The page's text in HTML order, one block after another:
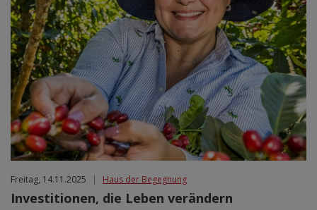
Freitag, 14.11.2025 | Haus der Begegnung
Investitionen, die Leben verändern